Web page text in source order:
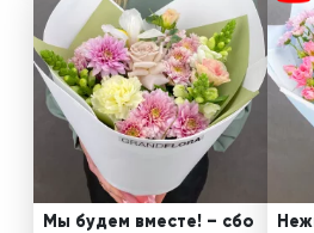
Мы будем вместе! – сбо